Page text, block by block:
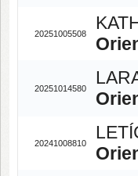
20251005508
20251014580
20241008810